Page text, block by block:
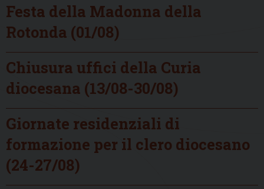
Festa della Madonna della
Rotonda (01/08)
Chiusura uffici della Curia
diocesana (13/08-30/08)
Giornate residenziali di
formazione per il clero diocesano
(24-27/08)